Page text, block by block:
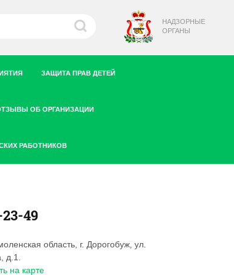
НАДЗОРНЫЕ
ОРГАНЫ
ЗАЩИТА ПРАВ ДЕТЕЙ
ОБ ОРГАНИЗАЦИИ
РАБОТНИКОВ
23-49
область, г. Дорогобуж, ул.
д.1.
на карте